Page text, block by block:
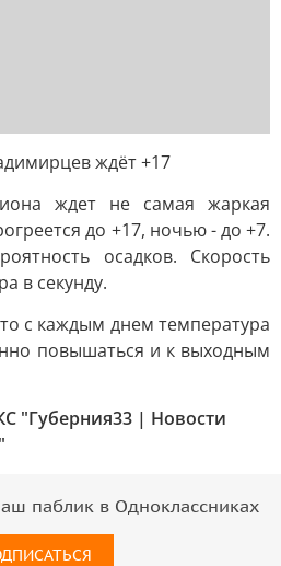
ждёт +17
ждет не самая жаркая
до +17, ночью - до +7.
осадков. Скорость
в секунду.
с каждым днем температура
повышаться и к выходным
"Губерния33 | Новости
паблик в Одноклассниках